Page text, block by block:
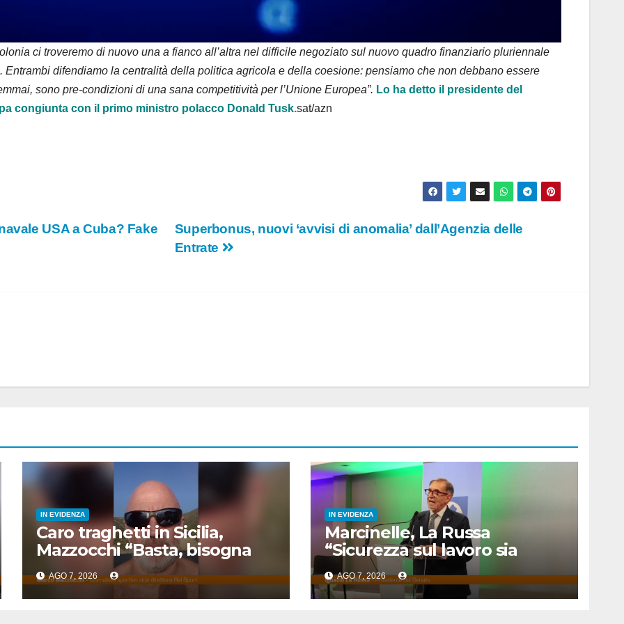
e
o
ci troveremo di nuovo una a fianco all’altra nel difficile negoziato sul nuovo quadro finanziario pluriennale
Entrambi difendiamo la centralità della politica agricola e della coesione: pensiamo che non debbano essere
sono pre-condizioni di una sana competitività per l’Unione Europea”. Lo ha detto il presidente del
congiunta con il primo ministro polacco Donald Tusk.sat/azn
Superbonus, nuovi ‘avvisi di anomalia’ dall’Agenzia delle
Entrate
USA a Cuba? Fake
IN EVIDENZA
Caro traghetti in Sicilia,
Mazzocchi “Basta, bisogna
fermare questo scempio”
AGO 7, 2026
IN EVIDENZA
Marcinelle, La Russa
“Sicurezza sul lavoro sia
priorità per tutti”
AGO 7, 2026